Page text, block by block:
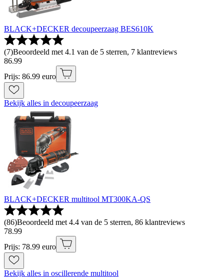
BLACK+DECKER decoupeerzaag BES610K
(7)Beoordeeld met 4.1 van de 5 sterren, 7 klantreviews
86.99
Prijs: 86.99 euro
Bekijk alles in decoupeerzaag
BLACK+DECKER multitool MT300KA-QS
(86)Beoordeeld met 4.4 van de 5 sterren, 86 klantreviews
78.99
Prijs: 78.99 euro
Bekijk alles in oscillerende multitool